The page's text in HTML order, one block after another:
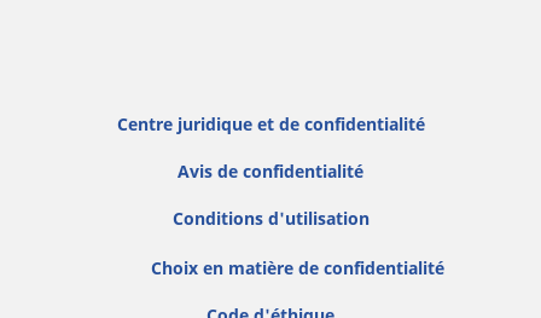
Centre juridique et de confidentialité
Avis de confidentialité
Conditions d'utilisation
Choix en matière de confidentialité